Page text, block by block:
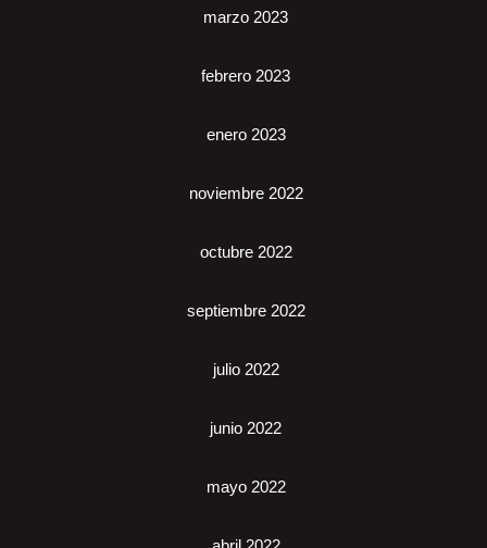
marzo 2023
febrero 2023
enero 2023
noviembre 2022
octubre 2022
septiembre 2022
julio 2022
junio 2022
mayo 2022